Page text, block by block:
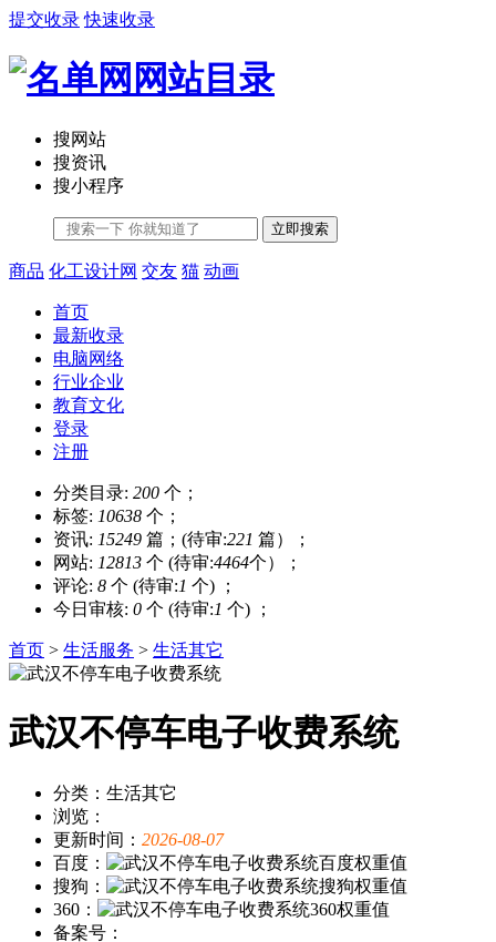
提交收录 快速收录
搜网站
搜资讯
搜小程序
立即搜索
商品 化工设计网 交友 猫 动画
首页
最新收录
电脑网络
行业企业
教育文化
登录
注册
分类目录: 200 个；
标签: 10638 个；
资讯: 15249 篇；(待审:221 篇）；
网站: 12813 个 (待审:4464个）；
评论: 8 个 (待审:1 个) ；
今日审核: 0 个 (待审:1 个) ；
首页 > 生活服务 > 生活其它
武汉不停车电子收费系统
分类：生活其它
浏览：
更新时间： 2026-08-07
百度：
搜狗：
360：
备案号：